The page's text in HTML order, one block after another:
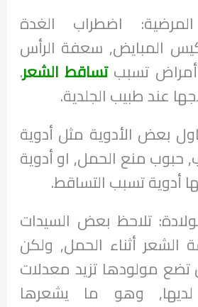
اضطراب الغدة
المبايض, سعفة الرأس
تسببتساقط الشعر.
عند طبيب الجلدية.
بعض الأدوية مثل أدوية
حبوب منع الحمل, او أدوية
أدوية تسبب التساقط.
تلاحظ بعض السيدات
الشعر أثناء الحمل, ولكن
تضع مولودها تزيد معدلات
لديها, وهو ما يشعرها